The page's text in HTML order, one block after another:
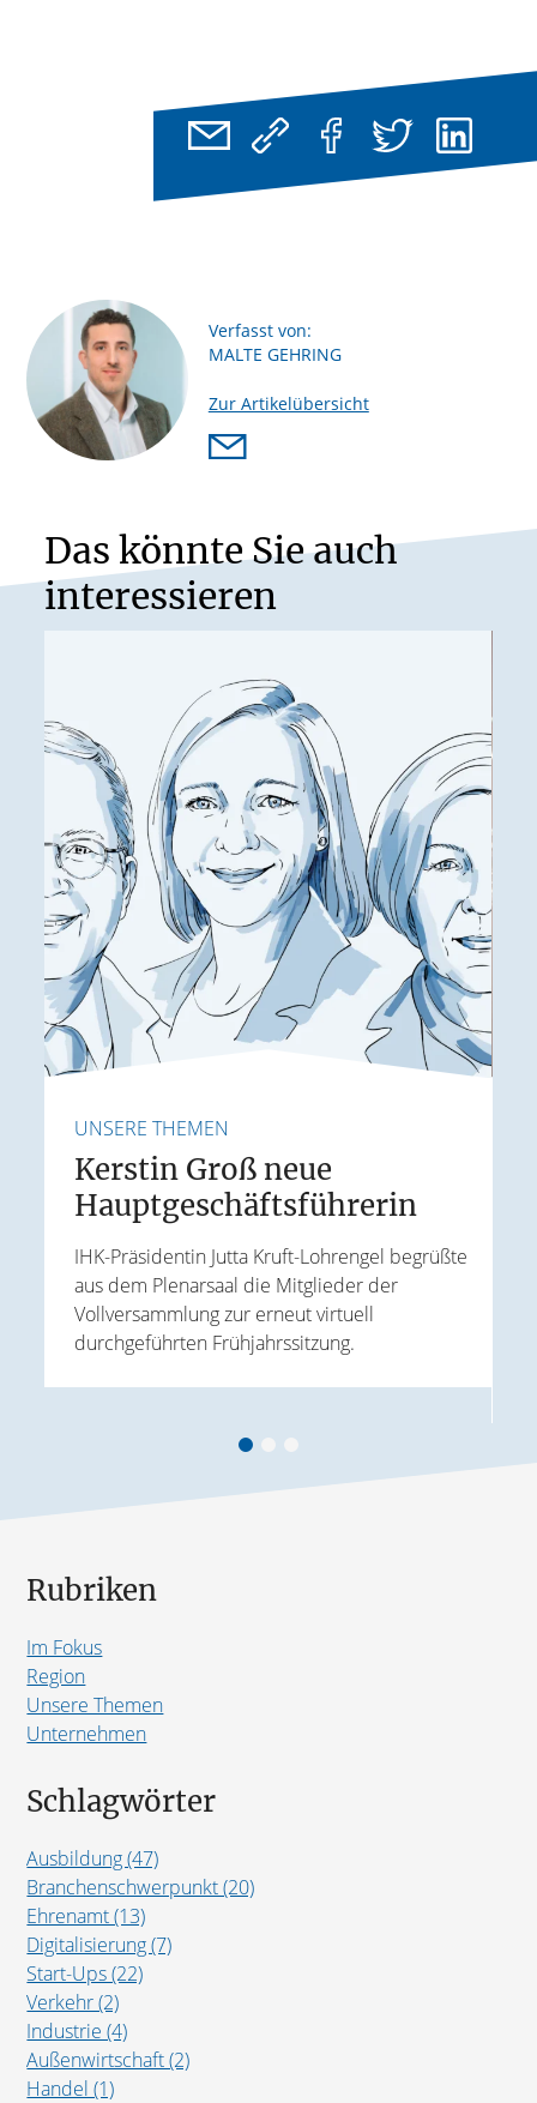
Verfasst von:
MALTE GEHRING
Zur Artikelübersicht
Das könnte Sie auch
interessieren
UNSERE THEMEN
Kerstin Groß neue
Hauptgeschäftsführerin
IHK-Präsidentin Jutta Kruft-Lohrengel begrüßte
aus dem Plenarsaal die Mitglieder der
Vollversammlung zur erneut virtuell
durchgeführten Frühjahrssitzung.
Rubriken
Im Fokus
Region
Unsere Themen
Unternehmen
Schlagwörter
Ausbildung (47)
Branchenschwerpunkt (20)
Ehrenamt (13)
Digitalisierung (7)
Start-Ups (22)
Verkehr (2)
Industrie (4)
Außenwirtschaft (2)
Handel (1)